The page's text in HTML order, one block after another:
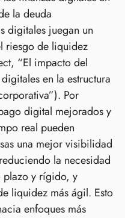
la deuda
digitales juegan un
riesgo de liquidez
“El impacto del
en la estructura
Por
digital mejorados y
real pueden
una mejor visibilidad
la necesidad
plazo y rígido, y
liquidez más ágil. Esto
enfoques más